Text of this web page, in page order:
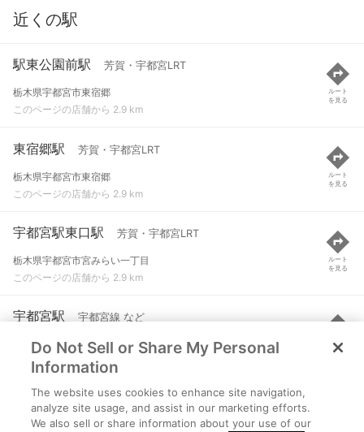
近くの駅
駅東公園前駅 芳賀・宇都宮LRT
栃木県宇都宮市東宿郷
このページの店舗から 2.9 km
ルート
を見る
東宿郷駅 芳賀・宇都宮LRT
栃木県宇都宮市東宿郷
このページの店舗から 2.9 km
ルート
を見る
宇都宮駅東口駅 芳賀・宇都宮LRT
栃木県宇都宮市宮みらい一丁目
このページの店舗から 2.9 km
ルート
を見る
宇都宮駅 宇都宮線 など
宇都宮市川向町
このページの店舗から 2.9 km
ルート
を見る
峰駅 芳賀・宇都宮LRT
栃木県宇都宮市峰
Do Not Sell or Share My Personal
Information
The website uses cookies to enhance site navigation,
analyze site usage, and assist in our marketing efforts.
We also sell or share information about your use of our